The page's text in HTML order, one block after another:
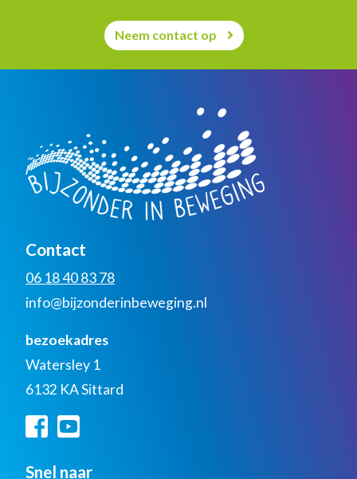
Neem contact op
Contact
06 18 40 83 78
info@bijzonderinbeweging.nl
bezoekadres
Watersley 1
6132 KA Sittard
Snel naar